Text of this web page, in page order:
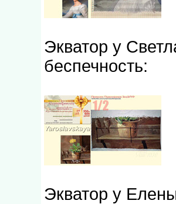
Экватор у
беспечность:
Экватор у